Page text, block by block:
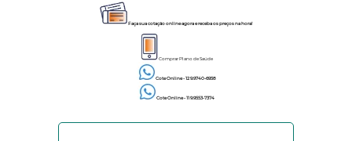
Faça sua cotação online agora e receba os preços na hora!
Comprar Plano de Saúde
Cote Online - 12 9.9740-6958
Cote Online - 11 9.9553-7374